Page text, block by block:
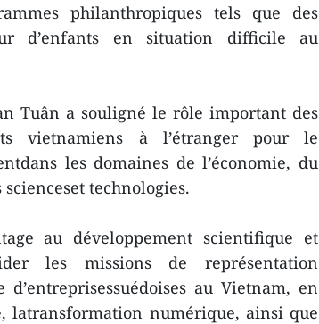
philanthropiques tels que des
d’enfants en situation difficile au
Tuân a souligné le rôle important des
vietnamiens à l’étranger pour le
les domaines de l’économie, du
technologies.
au développement scientifique et
les missions de représentation
au Vietnam, en
numérique, ainsi que